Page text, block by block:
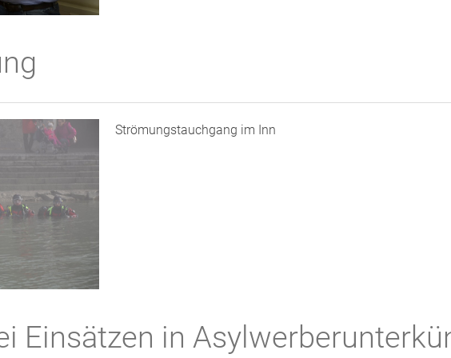
Strömungstauchgang im Inn
Einsätzen in